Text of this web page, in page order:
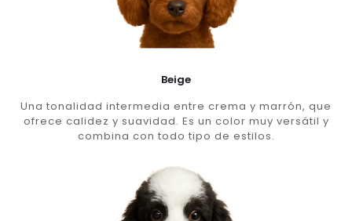
Beige
Una tonalidad intermedia entre crema y marrón, que
ofrece calidez y suavidad. Es un color muy versátil y
combina con todo tipo de estilos.